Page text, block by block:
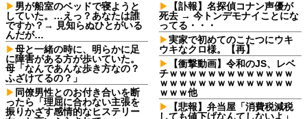
男が船室のベッドで寝ようと
していた。…えっ？あなたは誰
ですか？→ 見知らぬひとがいる
んだが…
母と一緒の時に、明らかに足
に障害がある方が歩いていた。
母「なんであんな歩き方なの？
ふざけてるの？」
同僚男性とのお付き合いを断
ったら「理屈に合わない主張を
振りかざす感情的なヒステリー
【訃報】名探偵コナン声優が
死去 → 今トンデモナイことにな
ってる・・・
実家で初めてのこたつにウキ
ウキなクロ様。【再】
【衝撃動画】令和のJS、レベ
チｗｗｗｗｗｗｗｗｗｗｗｗｗ
ｗｗｗｗｗｗｗｗｗｗｗｗｗｗ
ｗｗｗ他
【悲報】弁当屋「消費税減税
しても値下げなんてしないよ」